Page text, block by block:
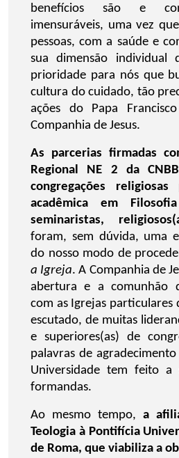
benefícios são e
imensuráveis, uma vez
pessoas, com a saúde e
sua dimensão individual
prioridade para nós que
cultura do cuidado, tão
ações do Papa
Companhia de Jesus.
As parcerias firmadas
Regional NE 2 da
congregações
acadêmica em
seminaristas,
foram, sem dúvida, uma
do nosso modo de
a Igreja. A Companhia de
abertura e a comunhão
com as Igrejas particulares
escutado, de muitas
e superiores(as) de
palavras de
Universidade tem feito a
formandas.
Ao mesmo tempo, a
Teologia à Pontifícia
de Roma, que viabiliza a